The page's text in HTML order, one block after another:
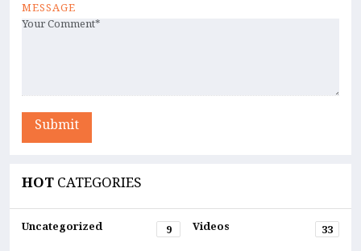
MESSAGE
Submit
HOTCATEGORIES
Uncategorized 9 Videos
33